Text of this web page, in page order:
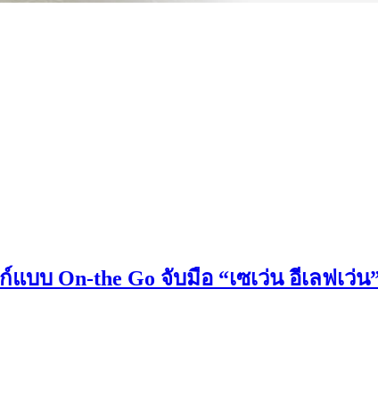
แบบ On-the Go จับมือ “เซเว่น อีเลฟเ